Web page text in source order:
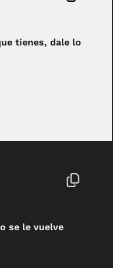
tienes, dale lo
se le vuelve